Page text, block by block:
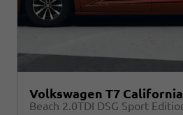
Volkswagen T7 California